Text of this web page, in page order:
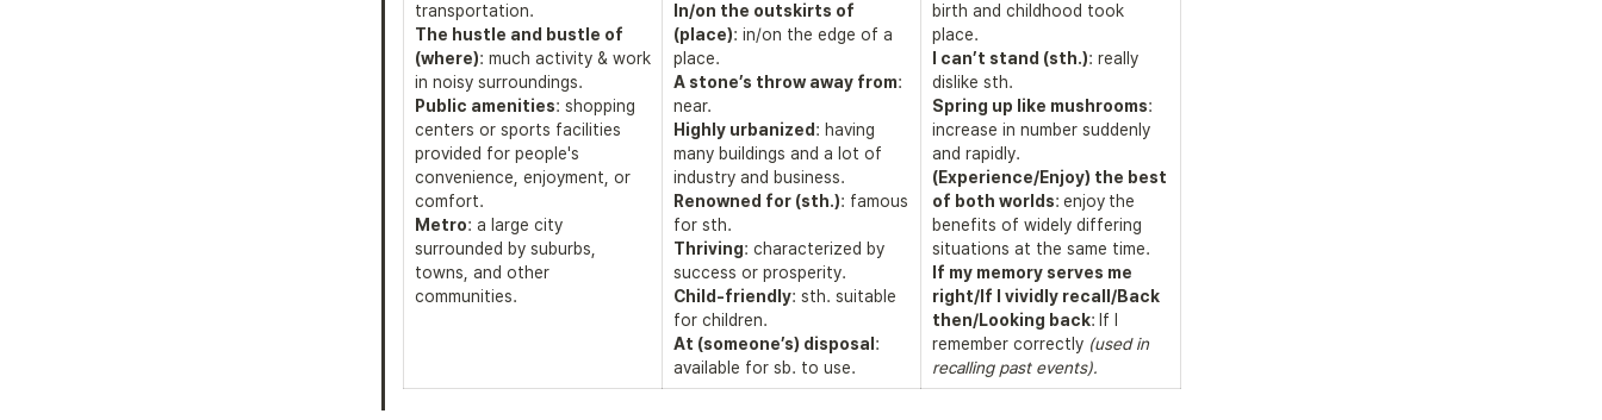
The hustle and bustle of
(where): much activity & work
Public amenities: shopping
centers or sports facilities
provided for people's
convenience, enjoyment, or
Metro: a large city
surrounded by suburbs,
towns, and other
communities.
In/on the outskirts of
(place): in/on the edge of a
A stone’s throw away from:
Highly urbanized : having
many buildings and a lot of
Renowned for (sth.): famous
Thriving: characterized by
Child-friendly: sth. suitable
At (someone’s) disposal :
available for sb. to use.
birth and childhood took
I can’t stand (sth.): really
Spring up like mushrooms:
increase in number suddenly
(Experience/Enjoy) the best
of both worlds: enjoy the
benefits of widely differing
If my memory serves me
right/If I vividly recall/Back
then/Looking back: If I
remember correctly (used in
recalling past events).